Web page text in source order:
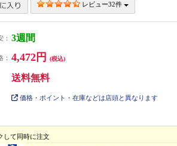
レビュー32件
： 3週間
： 4,472円 (税込)
送料無料
価格・ポイント・在庫などは店頭と異なります
して同時に注文